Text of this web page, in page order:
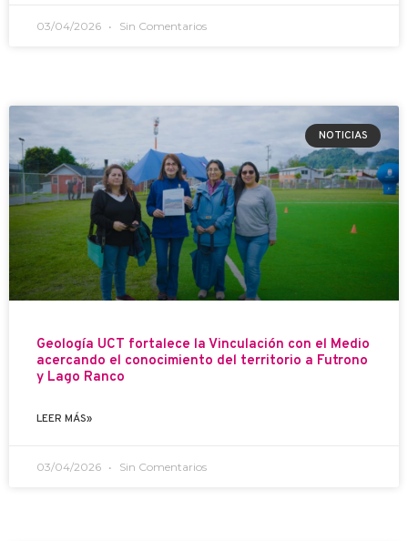
03/04/2026 Sin Comentarios
NOTICIAS
Geología UCT fortalece la Vinculación con el Medio
acercando el conocimiento del territorio a Futrono
y Lago Ranco
LEER MÁS»
03/04/2026 Sin Comentarios